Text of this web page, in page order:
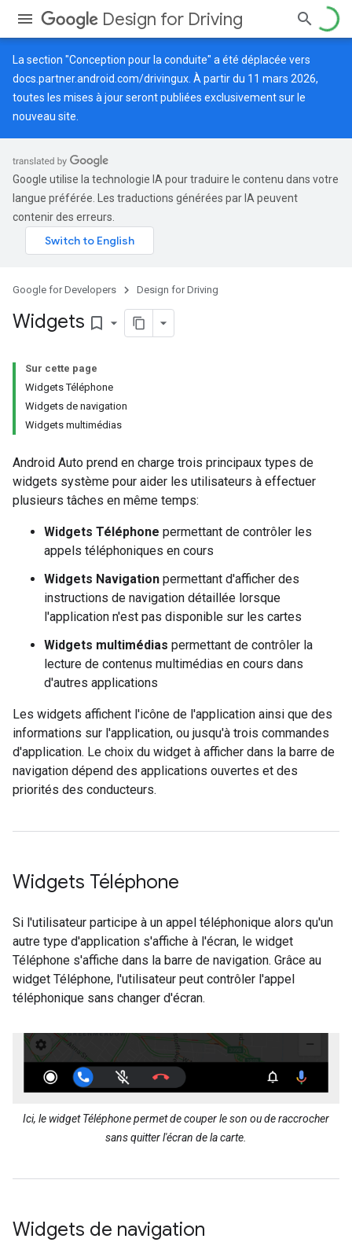
Design for Driving
La section "Conception pour la conduite" a été déplacée vers
docs.partner.android.com/drivingux . À partir du 11 mars 2026,
toutes les mises à jour seront publiées exclusivement sur le
nouveau site.
Google utilise la technologie IA pour traduire le contenu dans votre
langue préférée. Les traductions générées par IA peuvent
contenir des erreurs.
Google for Developers Design for Driving
Widgets bookmark_border
Sur cette page
Widgets Téléphone
Widgets de navigation
Widgets multimédias
Android Auto prend en charge trois principaux types de
widgets système pour aider les utilisateurs à effectuer
plusieurs tâches en même temps:
Widgets Téléphone permettant de contrôler les
appels téléphoniques en cours
Widgets Navigation permettant d'afficher des
instructions de navigation détaillée lorsque
l'application n'est pas disponible sur les cartes
Widgets multimédias permettant de contrôler la
lecture de contenus multimédias en cours dans
d'autres applications
Les widgets affichent l'icône de l'application ainsi que des
informations sur l'application, ou jusqu'à trois commandes
d'application. Le choix du widget à afficher dans la barre de
navigation dépend des applications ouvertes et des
priorités des conducteurs.
Widgets Téléphone
Si l'utilisateur participe à un appel téléphonique alors qu'un
autre type d'application s'affiche à l'écran, le widget
Téléphone s'affiche dans la barre de navigation. Grâce au
widget Téléphone, l'utilisateur peut contrôler l'appel
téléphonique sans changer d'écran.
Ici, le widget Téléphone permet de couper le son ou de raccrocher
sans quitter l'écran de la carte.
Widgets de navigation